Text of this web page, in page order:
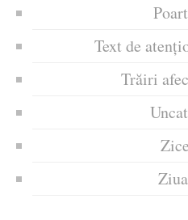
Text de
Trăiri